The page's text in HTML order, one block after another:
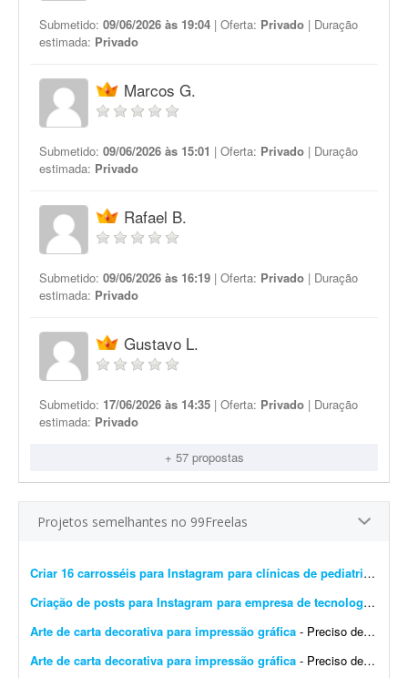
Submetido: 09/06/2026 às 19:04 | Oferta: Privado | Duração
estimada: Privado
Marcos G.
Submetido: 09/06/2026 às 15:01 | Oferta: Privado | Duração
estimada: Privado
Rafael B.
Submetido: 09/06/2026 às 16:19 | Oferta: Privado | Duração
estimada: Privado
Gustavo L.
Submetido: 17/06/2026 às 14:35 | Oferta: Privado | Duração
estimada: Privado
+ 57 propostas
Projetos semelhantes no 99Freelas
Criar 16 carrosséis para Instagram para clínicas de pediatria
-
Criação de posts para Instagram para empresa de tecnologia-
Arte de carta decorativa para impressão gráfica - Preciso de um design para imprimir uma carta decorativa na gráfica. A arte deve ser editável em PDF, conforme exigido pela gráfica. Quero unir dois elementos: o lobo ficar&aac...
Arte de carta decorativa para impressão gráfica - Preciso de um design para imprimir uma carta decorativa na gráfica. A arte deve ser editável em PDF, conforme exigido pela gráfica. Quero unir dois elementos: o lobo no cart&a...